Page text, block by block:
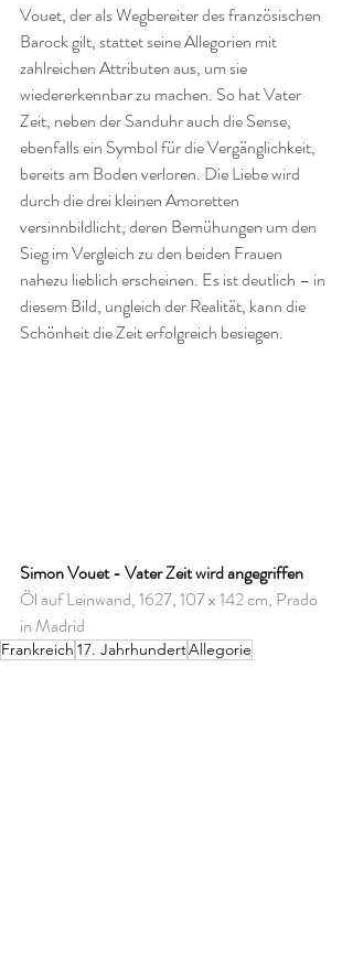
Vouet, der als Wegbereiter des französischen
Barock gilt, stattet seine Allegorien mit
zahlreichen Attributen aus, um sie
wiedererkennbar zu machen. So hat Vater
Zeit, neben der Sanduhr auch die Sense,
ebenfalls ein Symbol für die Vergänglichkeit,
bereits am Boden verloren. Die Liebe wird
durch die drei kleinen Amoretten
versinnbildlicht, deren Bemühungen um den
Sieg im Vergleich zu den beiden Frauen
nahezu lieblich erscheinen. Es ist deutlich – in
diesem Bild, ungleich der Realität, kann die
Schönheit die Zeit erfolgreich besiegen.
Simon Vouet - Vater Zeit wird angegriffen
Öl auf Leinwand, 1627, 107 x 142 cm, Prado
in Madrid
Frankreich 17. JahrhundertAllegorie